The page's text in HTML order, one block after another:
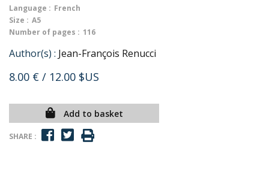
Language : French
Size : A5
Number of pages : 116
Author(s) : Jean-François Renucci
8.00 € / 12.00 $US
Add to basket
SHARE :